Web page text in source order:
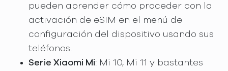
pueden aprender cómo proceder con la
activación de eSIM en el menú de
configuración del dispositivo usando sus
teléfonos.
Serie Xiaomi Mi: Mi 10, Mi 11 y bastantes